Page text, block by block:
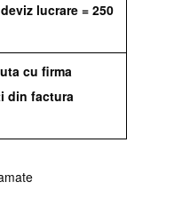
lucrare = 250
cu firma
din factura